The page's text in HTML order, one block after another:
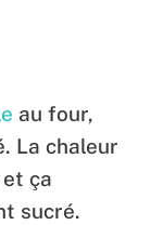
au four,
La chaleur
ça
sucré.